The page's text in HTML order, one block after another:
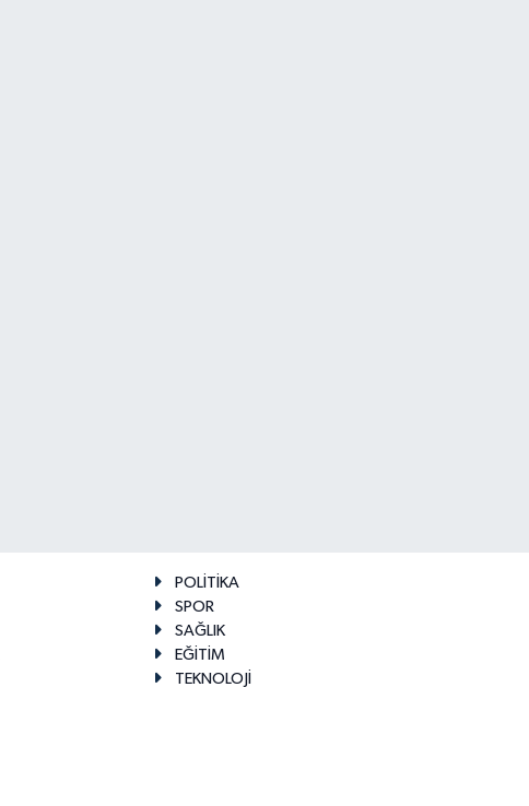
POLİTİKA
SPOR
SAĞLIK
EĞİTİM
TEKNOLOJİ